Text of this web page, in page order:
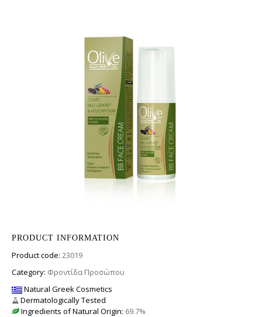
PRODUCT INFORMATION
Product code: 23019
Category: Φροντίδα Προσώπου
Natural Greek Cosmetics
Dermatologically Tested
Ingredients of Natural Origin: 69.7%